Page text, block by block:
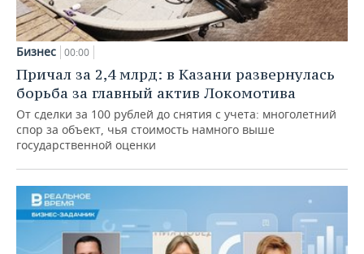
Бизнес 00:00
Причал за 2,4 млрд: в Казани развернулась
борьба за главный актив Локомотива
От сделки за 100 рублей до снятия с учета: многолетний
спор за объект, чья стоимость намного выше
государственной оценки